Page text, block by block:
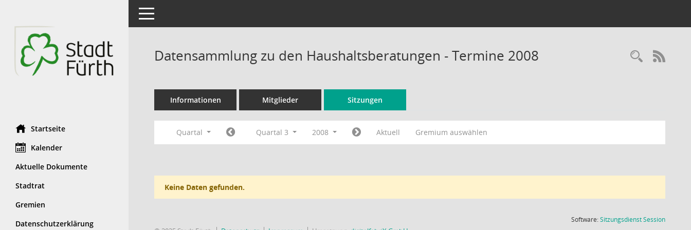
Startseite
Kalender
Aktuelle Dokumente
Stadtrat
Gremien
Datenschutzerklärung
Toggle navigation
Datensammlung zu den Haushaltsberatungen - Termine 2008
Informationen Mitglieder Sitzungen
Quartal Quartal 3 2008 Aktuell Gremium auswählen
Keine Daten gefunden.
Software:SitzungsdienstSession(Wird in